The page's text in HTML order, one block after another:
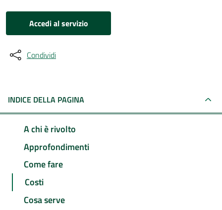
Accedi al servizio
Condividi
INDICE DELLA PAGINA
A chi è rivolto
Approfondimenti
Come fare
Costi
Cosa serve